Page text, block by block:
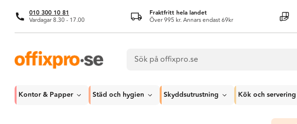
010 300 10 81
Vardagar 8.30 - 17.00
Fraktfritt hela landet
Över 995 kr. Annars endast 69kr
Kontor & Papper Städ och hygien Skyddsutrustning Kök och servering